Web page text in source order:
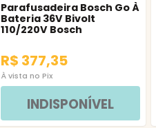
Parafusadeira Bosch Go À
Bateria 36V Bivolt
110/220V Bosch
R$ 377,35
À vista no Pix
INDISPONÍVEL